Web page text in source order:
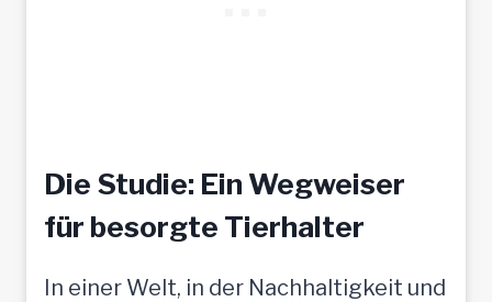
Die Studie: Ein Wegweiser
für besorgte Tierhalter
In einer Welt, in der Nachhaltigkeit und